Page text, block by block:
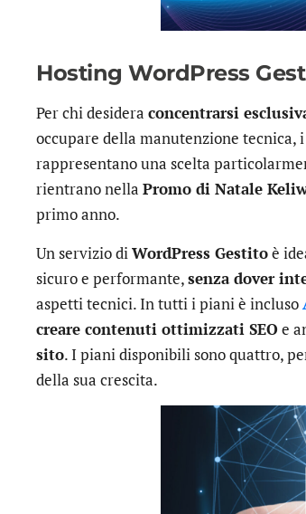
Hosting WordPress
Per chi desidera concentrarsi
occupare della manutenzione tecnica,
rappresentano una scelta
rientrano nella Promo di Natale
primo anno.
Un servizio diWordPress Gestitoè
sicuro e performante,senza dover
aspetti tecnici. In tutti i piani è incluso
creare contenuti ottimizzati SEO e
sito. I piani disponibili sono quattro,
della sua crescita.